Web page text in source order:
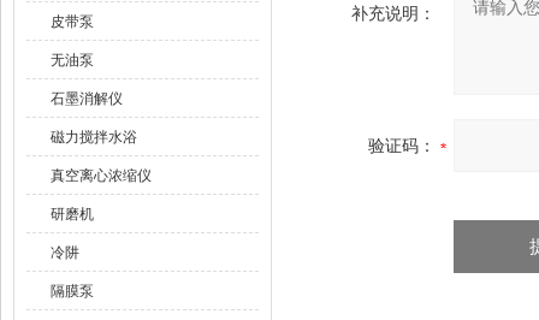
皮带泵
无油泵
石墨消解仪
磁力搅拌水浴
真空离心浓缩仪
研磨机
冷阱
隔膜泵
补充说明：
验证码：